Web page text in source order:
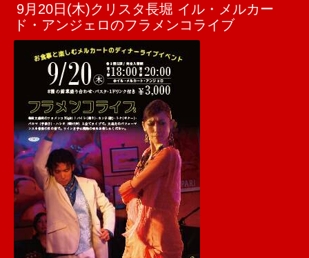
9月20日(木)クリスタ長堀 イル・メルカー
ド・アンジェロのフラメンコライブ